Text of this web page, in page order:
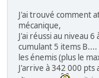
J'ai trouvé comment
mécanique,
J'ai réussi au niveau
cumulant 5 items
les énemis (plus le
J'arrive à 342 000 pts